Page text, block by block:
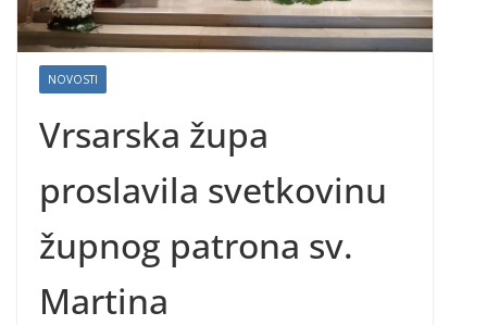
NOVOSTI
Vrsarska župa
proslavila svetkovinu
župnog patrona sv.
Martina